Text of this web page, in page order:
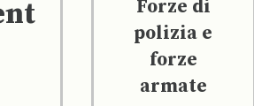
Forze di
polizia e
forze
armate